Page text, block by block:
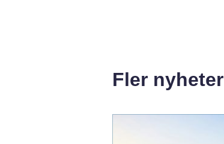
Fler nyheter